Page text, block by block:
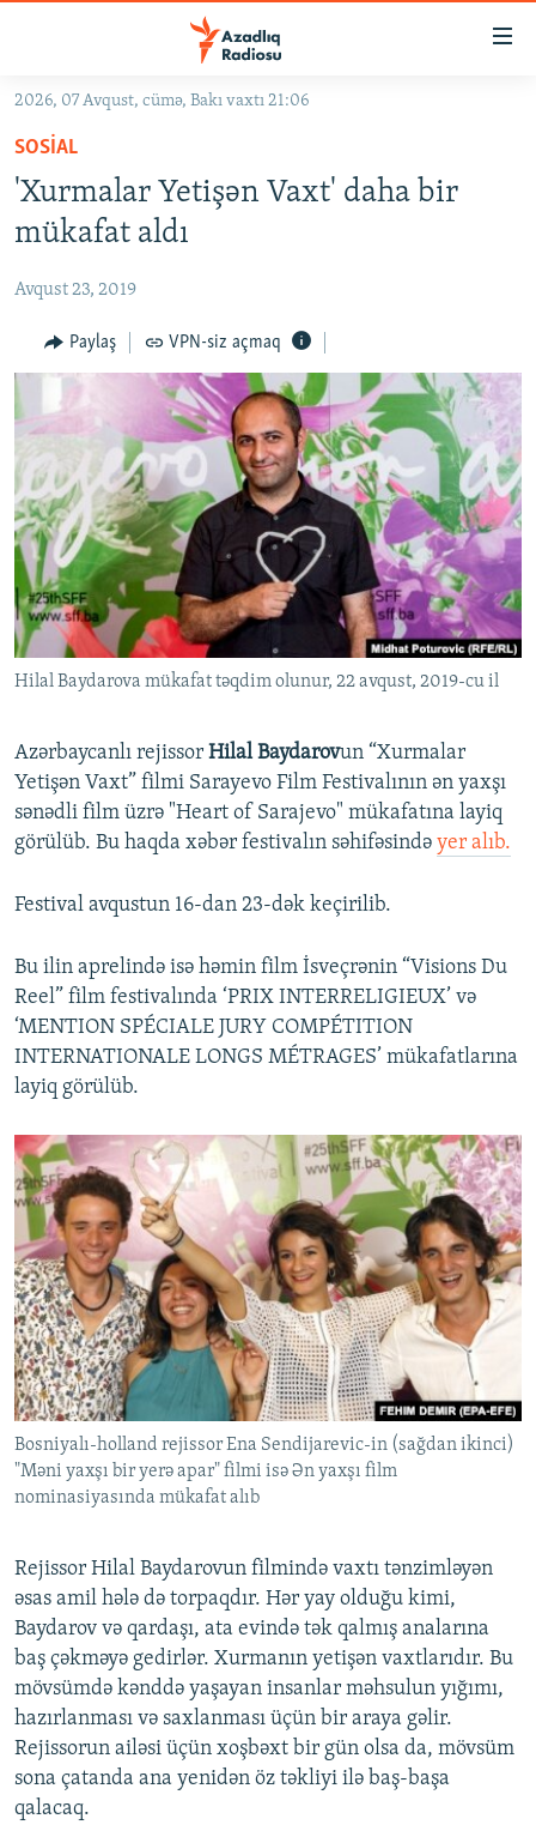
Əsas
qayıt
Əsas
naviqasiyaya
qayıt
GÜNDƏM
KORRUPSIOMETR
FƏRQƏ BAX
QANUNI DOĞRU
ARAŞDIRMA
MULTIMEDIA
VIDEO
FOTOQALEREYA
İNFOQRAFIKA
KARIKATURA
RADIO ARXIV
OXU ZALI
AZƏRBAYCAN ƏDƏBIYYATI KITABXANASI
İSLAM VƏ DEMOKRATIYA
İZ - MƏDƏNIYYƏT PROQRAMI
HAQQIMIZDA
MISSIYAMIZ
PEŞƏ ETIKASI VƏ JURNALISTIKA STANDARTLARIMIZ
MATERIALLARIMIZDAN ISTIFADƏ
AZADLIQRADIOSU MOBIL TELEFONUNUZDA
XƏBƏR BÜLLETENLƏRIMIZ
BIZI IZLƏ
RFE/RL-in bütün saytları
2026, 07 Avqust, cümə, Bakı vaxtı 21:06
SOSIAL
'Xurmalar Yetişən Vaxt' daha bir
mükafat aldı
Avqust 23, 2019
Paylaş VPN-siz açmaq
Hilal Baydarova mükafat təqdim olunur, 22 avqust, 2019-cu il
Azərbaycanlı rejissor Hilal Baydarovun “Xurmalar
Yetişən Vaxt” filmi Sarayevo Film Festivalının ən yaxşı
sənədli film üzrə "Heart of Sarajevo" mükafatına layiq
görülüb. Bu haqda xəbər festivalın səhifəsində yer alıb.
Festival avqustun 16-dan 23-dək keçirilib.
Bu ilin aprelində isə həmin film İsveçrənin “Visions Du
Reel” film festivalında ‘PRIX INTERRELIGIEUX’ və
‘MENTION SPÉCIALE JURY COMPÉTITION
INTERNATIONALE LONGS MÉTRAGES’ mükafatlarına
layiq görülüb.
Bosniyalı-holland rejissor Ena Sendijarevic-in (sağdan ikinci)
"Məni yaxşı bir yerə apar" filmi isə Ən yaxşı film
nominasiyasında mükafat alıb
Rejissor Hilal Baydarovun filmində vaxtı tənzimləyən
əsas amil hələ də torpaqdır. Hər yay olduğu kimi,
Baydarov və qardaşı, ata evində tək qalmış analarına
baş çəkməyə gedirlər. Xurmanın yetişən vaxtlarıdır. Bu
mövsümdə kənddə yaşayan insanlar məhsulun yığımı,
hazırlanması və saxlanması üçün bir araya gəlir.
Rejissorun ailəsi üçün xoşbəxt bir gün olsa da, mövsüm
sona çatanda ana yenidən öz təkliyi ilə baş-başa
qalacaq.